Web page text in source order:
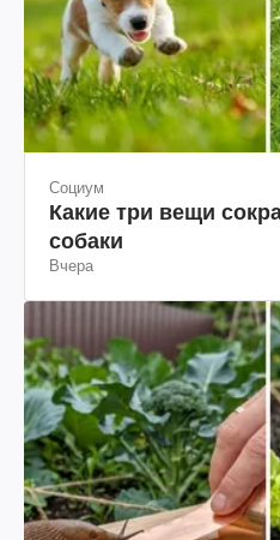
Социум
Какие три вещи
собаки
Вчера